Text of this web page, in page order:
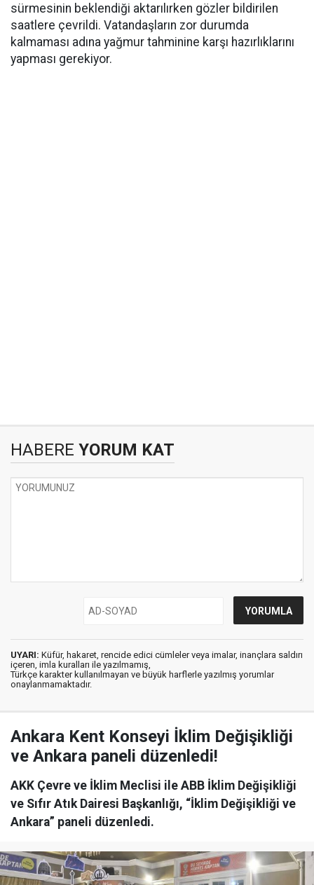
sürmesinin beklendiği aktarılırken gözler bildirilen
saatlere çevrildi. Vatandaşların zor durumda
kalmaması adına yağmur tahminine karşı hazırlıklarını
yapması gerekiyor.
HABERE YORUM KAT
UYARI: Küfür, hakaret, rencide edici cümleler veya imalar, inançlara saldırı
içeren, imla kuralları ile yazılmamış,
Türkçe karakter kullanılmayan ve büyük harflerle yazılmış yorumlar
onaylanmamaktadır.
Ankara Kent Konseyi İklim Değişikliği
ve Ankara paneli düzenledi!
AKK Çevre ve İklim Meclisi ile ABB İklim Değişikliği
ve Sıfır Atık Dairesi Başkanlığı, “İklim Değişikliği ve
Ankara” paneli düzenledi.